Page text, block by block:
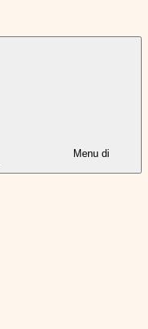
Menu di